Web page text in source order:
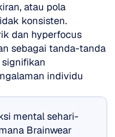
atau pola
konsisten.
dan hyperfocus
sebagai tanda-tanda
individu
mental sehari-
Brainwear